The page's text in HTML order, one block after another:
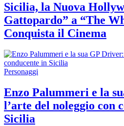
Sicilia, la Nuova
Gattopardo” a “The
Conquista il Cinema
Personaggi
Enzo Palummeri e la
l’arte del noleggio con
Sicilia